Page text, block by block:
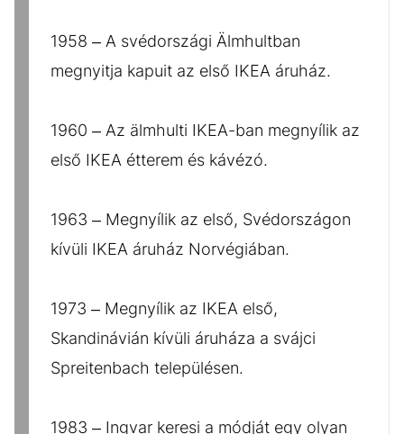
1958 – A svédországi Älmhultban
megnyitja kapuit az első IKEA áruház.
1960 – Az älmhulti IKEA-ban megnyílik az
első IKEA étterem és kávézó.
1963 – Megnyílik az első, Svédországon
kívüli IKEA áruház Norvégiában.
1973 – Megnyílik az IKEA első,
Skandinávián kívüli áruháza a svájci
Spreitenbach településen.
1983 – Ingvar keresi a módját egy olyan